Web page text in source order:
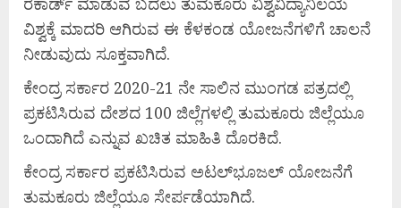
ವಿಶ್ವಕ್ಕೆ ಮಾದರಿ ಆಗಿರುವ ಈ ಕೆಳಕಂಡ ಯೋಜನೆಗಳಿಗೆ ಚಾಲನೆ
ನೀಡುವುದು ಸೂಕ್ತವಾಗಿದೆ.
ಕೇಂದ್ರ ಸರ್ಕಾರ 2020-21 ನೇ ಸಾಲಿನ ಮುಂಗಡ ಪತ್ರದಲ್ಲಿ
ಪ್ರಕಟಿಸಿರುವ ದೇಶದ 100 ಜಿಲ್ಲೆಗಳಲ್ಲಿ ತುಮಕೂರು ಜಿಲ್ಲೆಯೂ
ಒಂದಾಗಿದೆ ಎನ್ನುವ ಖಚಿತ ಮಾಹಿತಿ ದೊರಕಿದೆ.
ಕೇಂದ್ರ ಸರ್ಕಾರ ಪ್ರಕಟಿಸಿರುವ ಅಟಲ್‌ಭೂಜಲ್ ಯೋಜನೆಗೆ
ತುಮಕೂರು ಜಿಲ್ಲೆಯೂ ಸೇರ್ಪಡೆಯಾಗಿದೆ.